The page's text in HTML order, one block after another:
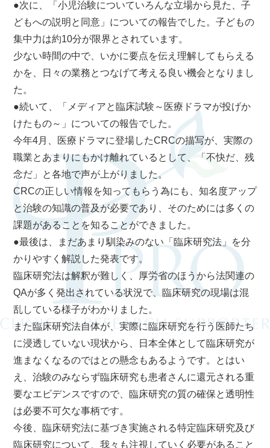
●次に、「小児治験についていろんな立場から見た、子
どもへの説明と同意」についての報告でした。子どもの
集中力は約10分が限界とされています。
少ない時間の中で、いかに要点を伝え理解してもらえる
かを、日々の業務とつなげて考える良い機会となりまし
た。
●続いて、「メディアと臨床試験～医療ドラマが投げか
けたもの～」についての報告でした。
今年4月、医療ドラマに登場したCRCの描写が、実際の
職業とあまりにもかけ離れているとして、「不快だ、残
念だ」と各地で声が上がりました。
CRCの正しい情報を知ってもらう為にも、知名度アップ
と治験の知識の普及が必要であり、そのためには多くの
課題があることを知ることができました。
●最後は、まだあまり馴染みのない「臨床研究法」を分
かりやすく解説した発表です。
臨床研究法は解釈が難しく、厚労省のほうから法関連の
QAが多く発出されている状況で、臨床研究の現場は混
乱している様子がわかりました。
また臨床研究法自体が、実際に臨床研究を行う医師たち
に浸透していない現状から、日本全体として臨床研究が
進まなくなるのではとの懸念もあるようです。とはい
え、治験のみならず臨床研究も患者さんに還元される重
要なエビデンスですので、臨床研究の質の確保と透明性
は必要不可欠な事柄です。
今後、臨床研究法に基づき実施される特定臨床研究及び
臨床研究について、我々も注視していく必要があること